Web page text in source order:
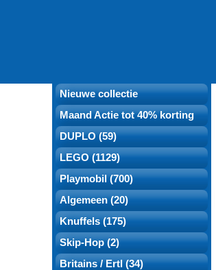
Nieuwe collectie
Maand Actie tot 40% korting
DUPLO (59)
LEGO (1129)
Playmobil (700)
Algemeen (20)
Knuffels (175)
Skip-Hop (2)
Britains / Ertl (34)